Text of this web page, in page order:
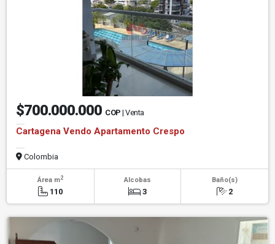
$700.000.000 COP | Venta
Cartagena Vendo Apartamento Crespo
Colombia
Área m2
110
Alcobas
3
Baño(s)
2